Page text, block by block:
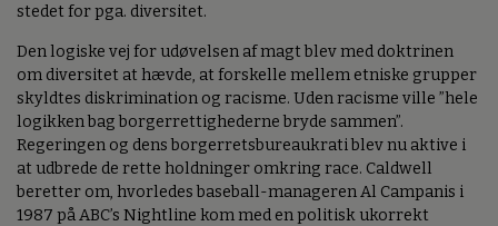
stedet for pga. diversitet.
Den logiske vej for udøvelsen af magt blev med doktrinen
om diversitet at hævde, at forskelle mellem etniske grupper
skyldtes diskrimination og racisme. Uden racisme ville ”hele
logikken bag borgerrettighederne bryde sammen”.
Regeringen og dens borgerretsbureaukrati blev nu aktive i
at udbrede de rette holdninger omkring race. Caldwell
beretter om, hvorledes baseball-manageren Al Campanis i
1987 på ABC’s Nightline kom med en politisk ukorrekt